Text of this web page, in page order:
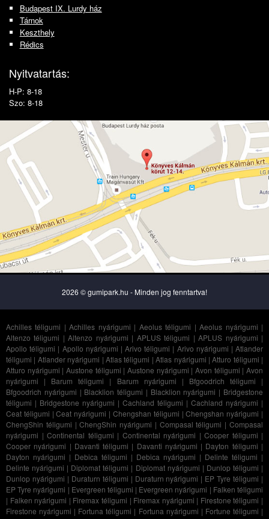
Budapest IX. Lurdy ház
Tárnok
Keszthely
Rédics
Nyitvatartás:
H-P: 8-18
Szo: 8-18
2026 © gumipark.hu - Minden jog fenntartva!
Achilles téligumi |Achilles nyárigumi | Aeolus téligumi |Aeolus nyárigumi |
Altenzo téligumi |Altenzo nyárigumi | APLUS téligumi |APLUS nyárigumi |
Apollo téligumi | Apollo nyárigumi |Arivo téligumi | Arivo nyárigumi |Atlander
téligumi | Atlander nyárigumi | Atlas téligumi |Atlas nyárigumi |Atturo téligumi |
Atturo nyárigumi |Austone téligumi |Austone nyárigumi |Avon téligumi |Avon
nyárigumi | Barum téligumi | Barum nyárigumi | Bfgoodrich téligumi |
Bfgoodrich nyárigumi | Blacklion téligumi | Blacklion nyárigumi | Bridgestone
téligumi | Bridgestone nyárigumi | Cachland téligumi | Cachland nyárigumi |
Ceat téligumi |Ceat nyárigumi | Chengshan téligumi |Chengshan nyárigumi |
ChengShin téligumi |ChengShin nyárigumi | Compasal téligumi |Compasal
nyárigumi | Continental téligumi | Continental nyárigumi | Cooper téligumi |
Cooper nyárigumi | Davanti téligumi | Davanti nyárigumi | Dayton téligumi |
Dayton nyárigumi | Debica téligumi | Debica nyárigumi | Delinte téligumi |
Delinte nyárigumi | Diplomat téligumi | Diplomat nyárigumi | Dunlop téligumi |
Dunlop nyárigumi | Duraturn téligumi | Duraturn nyárigumi | EP Tyre téligumi |
EP Tyre nyárigumi | Evergreen téligumi | Evergreen nyárigumi | Falken téligumi
| Falken nyárigumi | Firemax téligumi | Firemax nyárigumi | Firestone téligumi |
Firestone nyárigumi | Fortuna téligumi | Fortuna nyárigumi | Fortune téligumi |